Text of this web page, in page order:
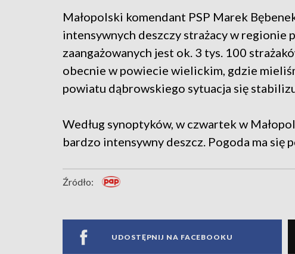
Małopolski komendant PSP Marek
intensywnych deszczy strażacy w regionie
zaangażowanych jest ok. 3 tys. 100
obecnie w powiecie wielickim, gdzie
powiatu dąbrowskiego sytuacja się
Według synoptyków, w czwartek w
bardzo intensywny deszcz. Pogoda ma się
Źródło:
UDOSTĘPNIJ NA FACEBOOKU